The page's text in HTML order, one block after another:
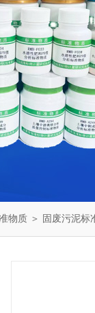
物质 ＞ 固废污泥标